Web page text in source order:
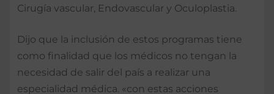
Cirugía vascular, Endovascular y Oculoplastia.
Dijo que la inclusión de estos programas tiene
como finalidad que los médicos no tengan la
necesidad de salir del país a realizar una
especialidad médica. «con estas acciones